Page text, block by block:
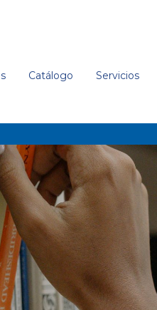
Catálogo Servicios